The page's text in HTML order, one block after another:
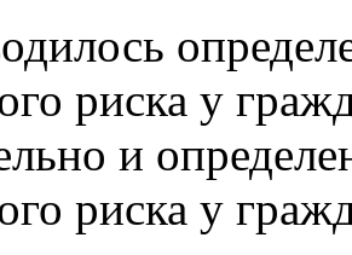
риска у
и
риска у